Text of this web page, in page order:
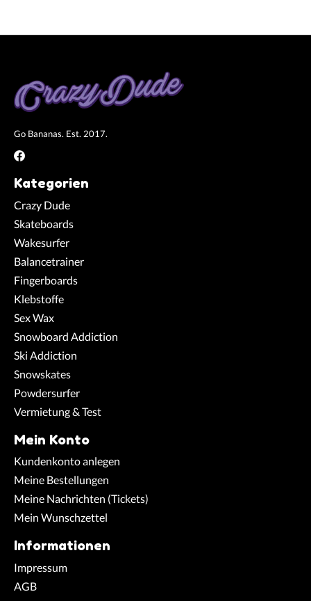
Go Bananas. Est. 2017.
Kategorien
Crazy Dude
Skateboards
Wakesurfer
Balancetrainer
Fingerboards
Klebstoffe
Sex Wax
Snowboard Addiction
Ski Addiction
Snowskates
Powdersurfer
Vermietung & Test
Mein Konto
Kundenkonto anlegen
Meine Bestellungen
Meine Nachrichten (Tickets)
Mein Wunschzettel
Informationen
Impressum
AGB